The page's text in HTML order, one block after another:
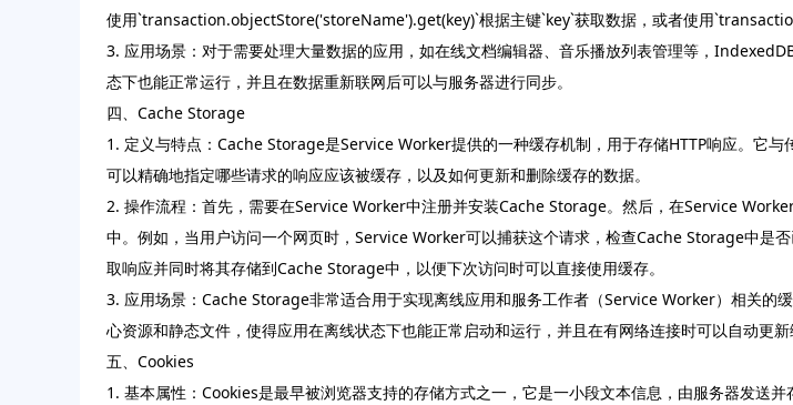
使用`transaction.objectStore('storeName').get(key)`根据主键`key`获取数据，或者使用
3. 应用场景：对于需要处理大量数据的应用，如在线文档编辑器、音乐播放列表管理等，
态下也能正常运行，并且在数据重新联网后可以与服务器进行同步。
四、Cache Storage
1. 定义与特点：Cache Storage是Service Worker提供的一种缓存机制，用于存储HTTP响应。它
可以精确地指定哪些请求的响应应该被缓存，以及如何更新和删除缓存的数据。
2. 操作流程：首先，需要在Service Worker中注册并安装Cache Storage。然后，在Service
中。例如，当用户访问一个网页时，Service Worker可以捕获这个请求，检查Cache Storage中是
取响应并同时将其存储到Cache Storage中，以便下次访问时可以直接使用缓存。
3. 应用场景：Cache Storage非常适合用于实现离线应用和服务工作者（Service Worker）相关的
心资源和静态文件，使得应用在离线状态下也能正常启动和运行，并且在有网络连接时可以自动更新
五、Cookies
1. 基本属性：Cookies是最早被浏览器支持的存储方式之一，它是一小段文本信息，由服务器发送